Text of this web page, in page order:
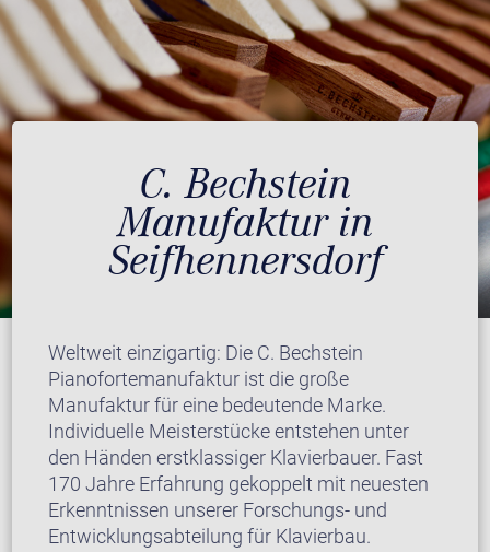
C. Bechstein
Manufaktur in
Seifhennersdorf
Weltweit einzigartig: Die C. Bechstein
Pianofortemanufaktur ist die große
Manufaktur für eine bedeutende Marke.
Individuelle Meisterstücke entstehen unter
den Händen erstklassiger Klavierbauer. Fast
170 Jahre Erfahrung gekoppelt mit neuesten
Erkenntnissen unserer Forschungs- und
Entwicklungsabteilung für Klavierbau.